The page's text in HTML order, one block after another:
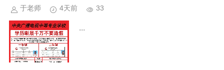
于老师 4天前 33
...